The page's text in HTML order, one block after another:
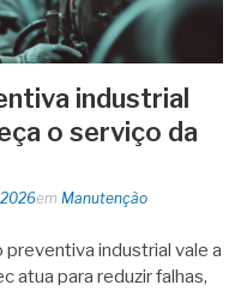
industrial
o serviço da
em Manutenção
preventiva industrial vale a
atua para reduzir falhas,